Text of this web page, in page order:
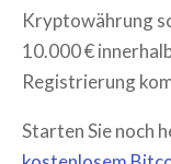
Kryptowährung
10.000 €
Registrierung
Starten Sie noch